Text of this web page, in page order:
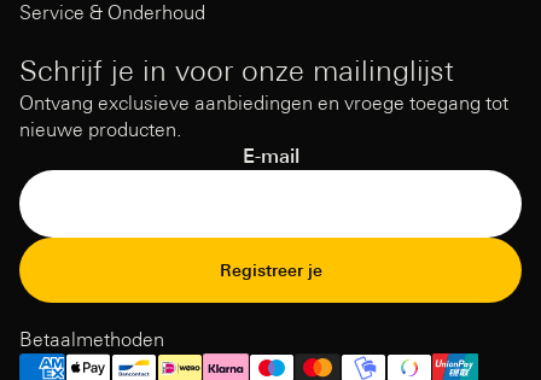
Service & Onderhoud
Schrijf je in voor onze mailinglijst
Ontvang exclusieve aanbiedingen en vroege toegang tot
nieuwe producten.
E-mail
Registreer je
Betaalmethoden
Verzendbeleid